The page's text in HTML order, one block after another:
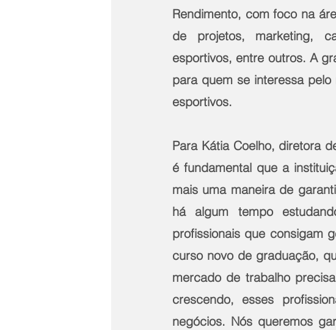
Rendimento, com foco na
de projetos, marketing,
esportivos, entre outros. A
para quem se interessa
esportivos.
Para Kátia Coelho, diretora
é fundamental que a
mais uma maneira de
há algum tempo
profissionais que consigam
curso novo de graduação,
mercado de trabalho
crescendo, esses
negócios. Nós queremos